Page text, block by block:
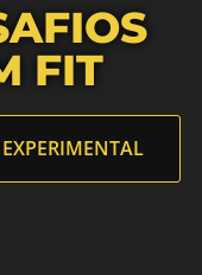
FIT